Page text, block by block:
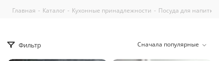
Главная - Каталог - Кухонные принадлежности - Посуда для напитков
Фильтр Сначала популярные